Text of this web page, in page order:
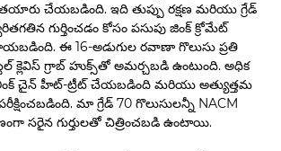
చేయబడింది. ఇది తుప్పు రక్షణ మరియు గ్రేడ్
గుర్తించడం కోసం పసుపు జింక్ క్రోమేట్
ఈ 16-అడుగుల రవాణా గొలుసు ప్రతి
క్లెవిస్ గ్రాబ్ హుక్స్‌తో అమర్చబడి ఉంటుంది. అధిక
చైన్ హీట్-ట్రీట్ చేయబడింది మరియు అత్యుత్తమ
మా గ్రేడ్ 70 గొలుసులన్నీ NACM
సరైన గుర్తులతో చిత్రించబడి ఉంటాయి.